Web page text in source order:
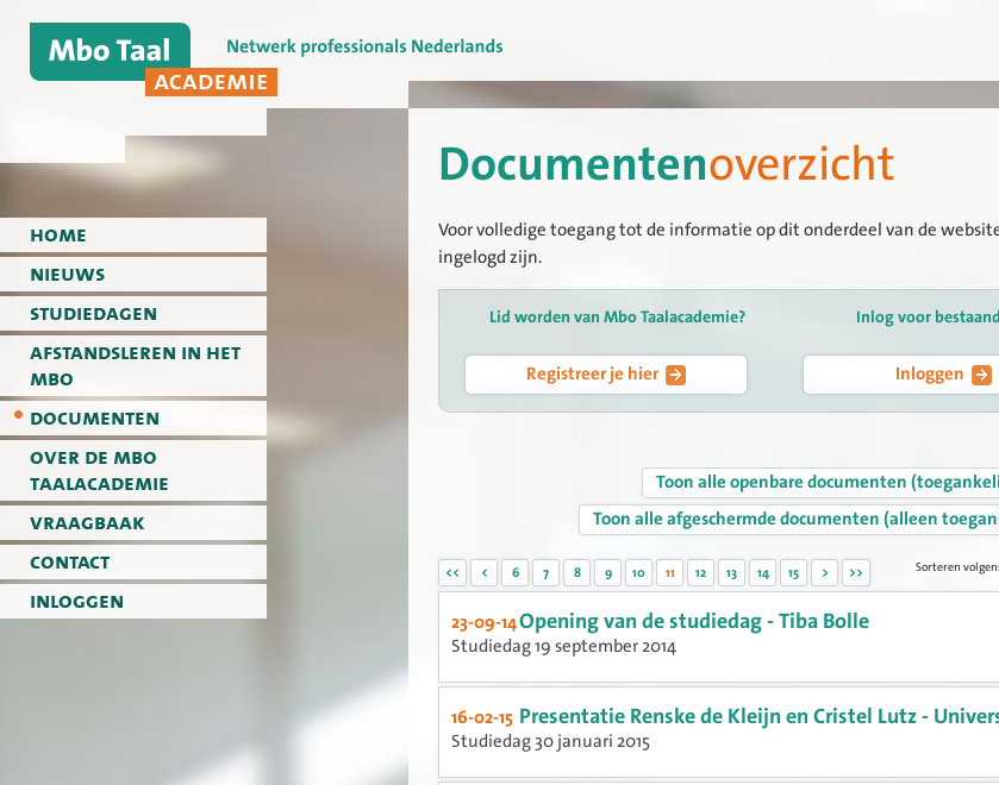
home
nieuws
studiedagen
afstandsleren in het
mbo
documenten
over de mbo
taalacademie
vraagbaak
contact
inloggen
Documentenoverzicht
Voor volledige toegang tot de informatie op dit onderdeel van de
ingelogd zijn.
Lid worden van Mbo Taalacademie?
Registreer je hier
Inlog voor
Inloggen
Toon alle openbare documenten
Toon alle afgeschermde documenten (alleen
<< < 6 7 8 9 10 11 12 13 14 15 > >> Sorteren
23-09-14Opening van de studiedag - Tiba Bolle
Studiedag 19 september 2014
16-02-15 Presentatie Renske de Kleijn en Cristel Lutz -
Studiedag 30 januari 2015